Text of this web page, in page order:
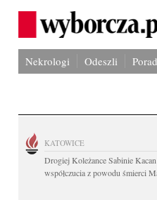
Nekrologi Odeszli
KATOWICE
Drogiej Koleżance Sabinie
współczucia z powodu śmierci